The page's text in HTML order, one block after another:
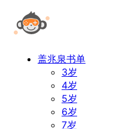
盖兆泉书单
3岁
4岁
5岁
6岁
7岁